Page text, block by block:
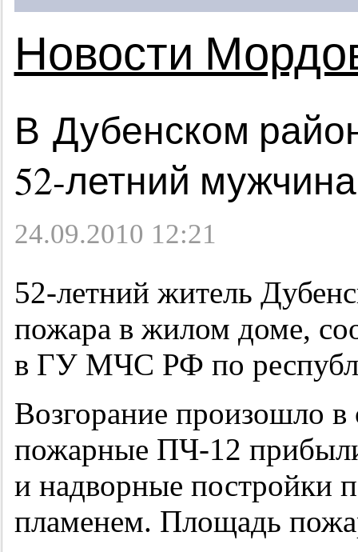
Новости
В Дубенском
52-летний мужчина
24.09.2010 12:21
52-летний житель
пожара в жилом доме,
в ГУ МЧС РФ по
Возгорание произошло
пожарные ПЧ-12
и надворные постройки
пламенем. Площадь